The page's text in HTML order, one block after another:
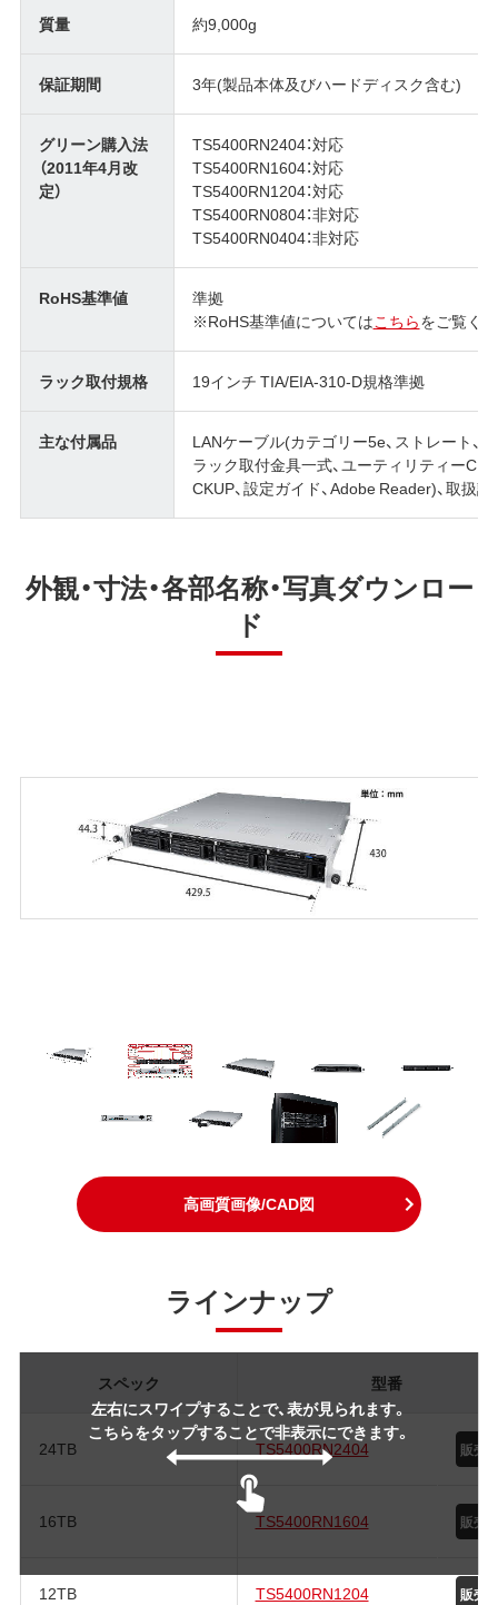
質量 約9,000g
保証期間 3年(製品本体及びハードディスク含む)
グリーン購入法
（2011年4月改
定）
TS5400RN2404：対応
TS5400RN1604：対応
TS5400RN1204：対応
TS5400RN0804：非対応
TS5400RN0404：非対応
RoHS基準値
準拠
※RoHS基準値についてはこちらをご覧く
ラック取付規格 19インチ TIA/EIA-310-D規格準拠
主な付属品
LANケーブル(カテゴリー5e、ストレート、
ラック取付金具一式、ユーティリティー
CKUP、設定ガイド、Adobe Reader)、取扱説
外観・寸法・各部名称・写真ダウンロー
ド
高画質画像/CAD図
ラインナップ
左右にスワイプすることで、表が見られます。
こちらをタップすることで非表示にできます。
スペック 型番
24TB TS5400RN2404
16TB TS5400RN1604
12TB TS5400RN1204